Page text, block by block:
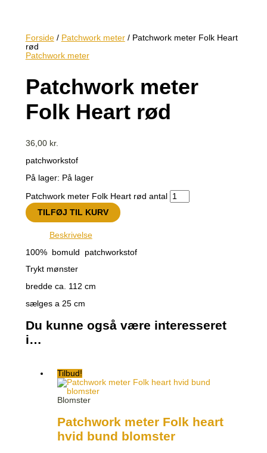
Forside/ Patchwork meter/ Patchwork meter Folk Heart
rød
Patchwork meter
Patchwork meter
Folk Heart rød
36,00 kr.
patchworkstof
På lager: På lager
Patchwork meter Folk Heart rød antal
TILFØJ TIL KURV
Beskrivelse
100% bomuld patchworkstof
Trykt mønster
bredde ca. 112 cm
sælges a 25 cm
Du kunne også være interesseret
i…
Tilbud!
Blomster
Patchwork meter Folk heart
hvid bund blomster